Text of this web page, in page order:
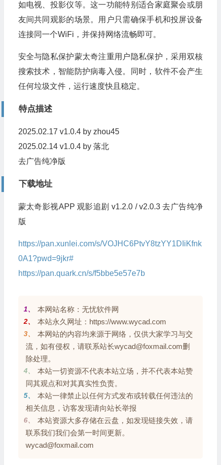
如电视、投影仪等。这一功能特别适合家庭聚会或朋
友间共同观影的场景。用户只需确保手机和投屏设备
连接同一个WiFi，并保持网络流畅即可。
安全与隐私保护蒙太奇注重用户隐私保护，采用双核
搜索技术，智能防护病毒入侵。同时，软件不会产生
任何垃圾文件，运行速度快且稳定。
特点描述
2025.02.17 v1.0.4 by zhou45
2025.02.14 v1.0.4 by 落北
去广告纯净版
下载地址
蒙太奇影视APP 观影追剧 v1.2.0 / v2.0.3 去广告纯净
版
https://pan.xunlei.com/s/VOJHC6PtvY8tzYY1DIiKfnk
0A1?pwd=9jkr#
https://pan.quark.cn/s/f5bbe5e57e7b
1、 本网站名称：无忧软件网
2、 本站永久网址：https://www.wycad.com
3、
本网站的内容均来源于网络，仅供大家学习与交
流，如有侵权，请联系站长wycad@foxmail.com删
除处理。
4、
本站一切资源不代表本站立场，并不代表本站赞
同其观点和对其真实性负责。
5、
本站一律禁止以任何方式发布或转载任何违法的
相关信息，访客发现请向站长举报
6、
本站资源大多存储在云盘，如发现链接失效，请
联系我们我们会第一时间更新。
wycad@foxmail.com